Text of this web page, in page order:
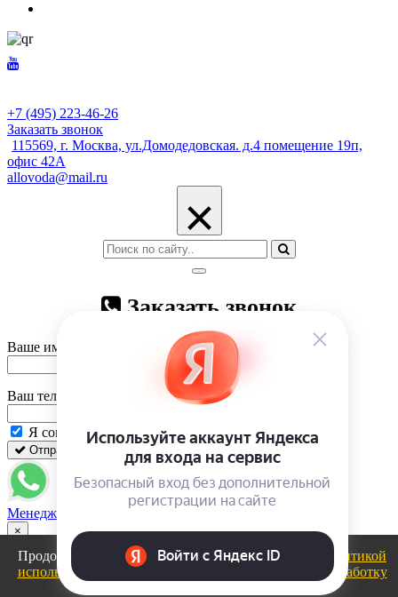
+7 (495) 223-46-26
Заказать звонок
115569, г. Москва, ул.Домодедовская. д.4 помещение 19п,
офис 42А
allovoda@mail.ru
×
Заказать звонок
Ваше имя
Ваш телефон
Я согласен наобработку персональных данных
Отправить Закрыть
Менеджер
×
Продолжая использовать сайт, вы соглашаетесь с
политикой
использования файлов cookie
Согласие на обработку